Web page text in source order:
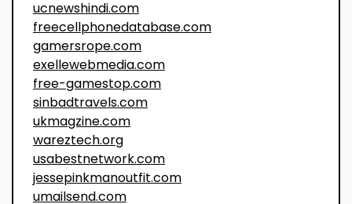
ucnewshindi.com
freecellphonedatabase.com
gamersrope.com
exellewebmedia.com
free-gamestop.com
sinbadtravels.com
ukmagzine.com
wareztech.org
usabestnetwork.com
jessepinkmanoutfit.com
umailsend.com